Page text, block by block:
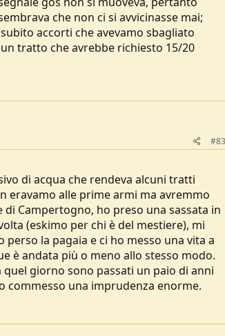
che non ci si avvicinasse mai;
accorti che avevamo sbagliato
tratto che avrebbe richiesto 15/20
#83
di acqua che rendeva alcuni tratti
eravamo alle prime armi ma avremmo
Campertogno, ho preso una sassata in
(eskimo per chi è del mestiere), mi
la pagaia e ci ho messo una vita a
è andata più o meno allo stesso modo.
giorno sono passati un paio di anni
commesso una imprudenza enorme.